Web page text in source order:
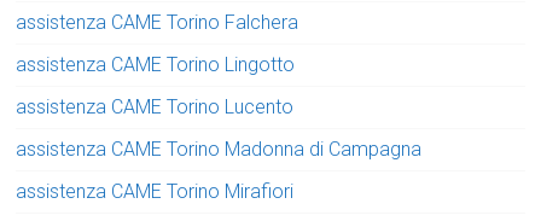
assistenza CAME Torino Falchera
assistenza CAME Torino Lingotto
assistenza CAME Torino Lucento
assistenza CAME Torino Madonna di Campagna
assistenza CAME Torino Mirafiori